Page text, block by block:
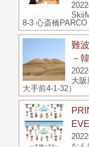
8-3 心斎橋PARCO
難
－
大
大手前4-1-32）